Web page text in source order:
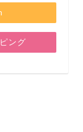
ング